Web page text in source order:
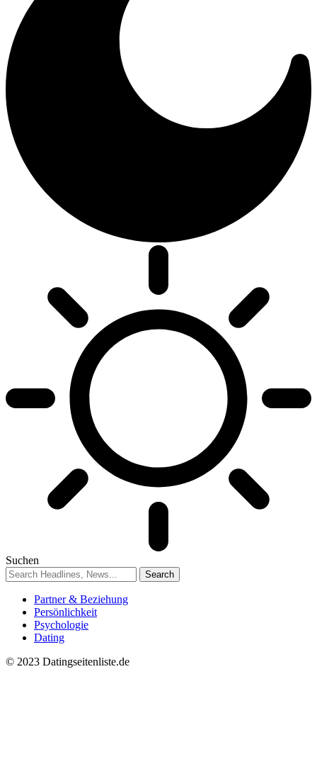
Suchen
Partner & Beziehung
Persönlichkeit
Psychologie
Dating
© 2023 Datingseitenliste.de